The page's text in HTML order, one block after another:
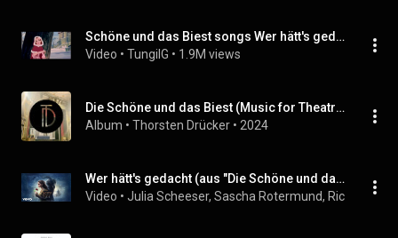
Schöne und das Biest songs Wer hätt's gedacht german
Video • TungilG • 1.9M views
Die Schöne und das Biest (Music for Theatre No. 9)
Album • Thorsten Drücker • 2024
Wer hätt's gedacht (aus "Die Schöne und das Biest"/Audio Only)
Video • Julia Scheeser, Sascha Rotermund, Ricarda